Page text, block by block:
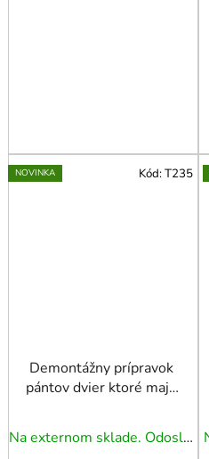
NOVINKA
Demontážny prípravok
pántov dvier ktoré majú
Na externom sklade. Odoslanie 3 - 5 prac. dní.
Kód:T235